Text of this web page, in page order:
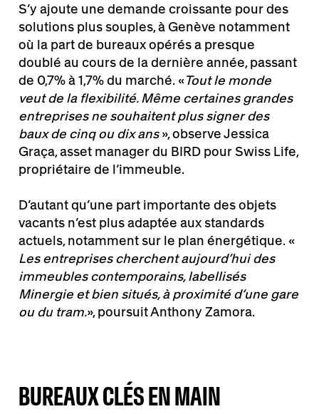
S’y ajoute une demande croissante pour des
solutions plus souples, à Genève notamment
où la part de bureaux opérés a presque
doublé au cours de la dernière année, passant
de 0,7% à 1,7% du marché. «Tout le monde
veut de la flexibilité. Même certaines grandes
entreprises ne souhaitent plus signer des
baux de cinq ou dix ans», observe Jessica
Graça, asset manager du BIRD pour Swiss Life,
propriétaire de l’immeuble.
D’autant qu’une part importante des objets
vacants n’est plus adaptée aux standards
actuels, notamment sur le plan énergétique. «
Les entreprises cherchent aujourd’hui des
immeubles contemporains, labellisés
Minergie et bien situés, à proximité d’une gare
ou du tram.», poursuit Anthony Zamora.
BUREAUX CLÉS EN MAIN